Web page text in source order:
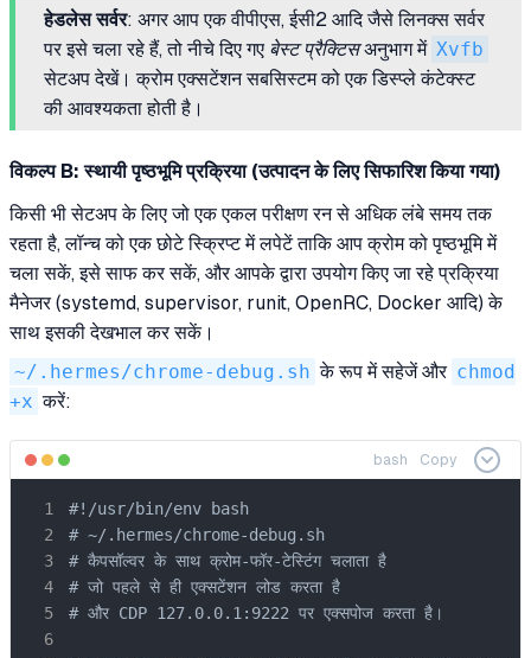
हेडलेस सर्वर: अगर आप एक वीपीएस, ईसी2 आदि जैसे लिनक्स सर्वर
पर इसे चला रहे हैं, तो नीचे दिए गए बेस्ट प्रैक्टिसअनुभाग में Xvfb
सेटअप देखें। क्रोम एक्सटेंशन सबसिस्टम को एक डिस्प्ले कंटेक्स्ट
की आवश्यकता होती है।
विकल्प B: स्थायी पृष्ठभूमि प्रक्रिया (उत्पादन के लिए सिफारिश किया गया)
किसी भी सेटअप के लिए जो एक एकल परीक्षण रन से अधिक लंबे समय तक
रहता है, लॉन्च को एक छोटे स्क्रिप्ट में लपेटें ताकि आप क्रोम को पृष्ठभूमि में
चला सकें, इसे साफ कर सकें, और आपके द्वारा उपयोग किए जा रहे प्रक्रिया
मैनेजर (systemd, supervisor, runit, OpenRC, Docker आदि) के
साथ इसकी देखभाल कर सकें।
~/.hermes/chrome-debug.sh के रूप में सहेजें और chmod
+x करें:
bash Copy
#!/usr/bin/env bash
# ~/.hermes/chrome-debug.sh
# कैपसॉल्वर के साथ क्रोम-फॉर-टेस्टिंग चलाता है
# जो पहले से ही एक्सटेंशन लोड करता है
# और CDP 127.0.0.1:9222 पर एक्सपोज करता है।